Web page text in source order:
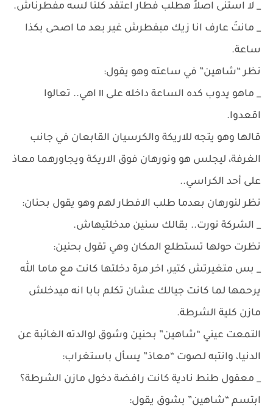
_ لا استنى اصلاً هطلب فطار اعتقد كلنا لسه مفطرناش.
_ مانتَ عارف انا زيك مبفطرش غير بعد ما اصحى بكذا
ساعة.
نظر “شاهين” في ساعته وهو يقول:
_ ماهو يدوب كده الساعة داخله على ١١ اهي.. تعالوا
اقعدوا.
قالها وهو يتجه للاريكة والكرسيان القابعان في جانب
الغرفة، ليجلس هو ونورهان فوق الاريكة ويجاورهما معاذ
على أحد الكراسي..
نظر لنورهان بعدما طلب الافطار لهم وهو يقول بحنان:
_ الشركة نورت.. بقالك سنين مدخلتيهاش.
نظرت حولها تستطلع المكان وهي تقول بحنين:
_ بس متغيرتش كتير، اخر مرة دخلتها كانت مع ماما الله
يرحمها لما كانت جيالك عشان تكلم بابا انه ميدخلش
مازن كلية الشرطة.
التمعت عيني “شاهين” بحنين وشوق لوالدته الغائبة عن
الدنيا، وانتبه لصوت “معاذ” يسأل باستغراب:
_ معقول طنط نادية كانت رافضة دخول مازن الشرطة؟
ابتسم “شاهين” بشوق يقول: